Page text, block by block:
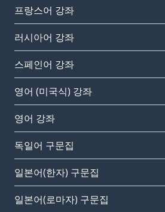
프랑스어 강좌
러시아어 강좌
스페인어 강좌
영어 (미국식) 강좌
영어 강좌
독일어 구문집
일본어(한자) 구문집
일본어(로마자) 구문집